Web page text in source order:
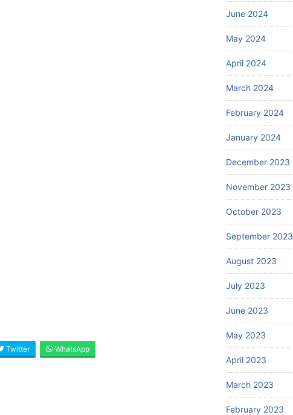
Twitter WhatsApp
June 2024
May 2024
April 2024
March 2024
February 2024
January 2024
December 2023
November 2023
October 2023
September 2023
August 2023
July 2023
June 2023
May 2023
April 2023
March 2023
February 2023